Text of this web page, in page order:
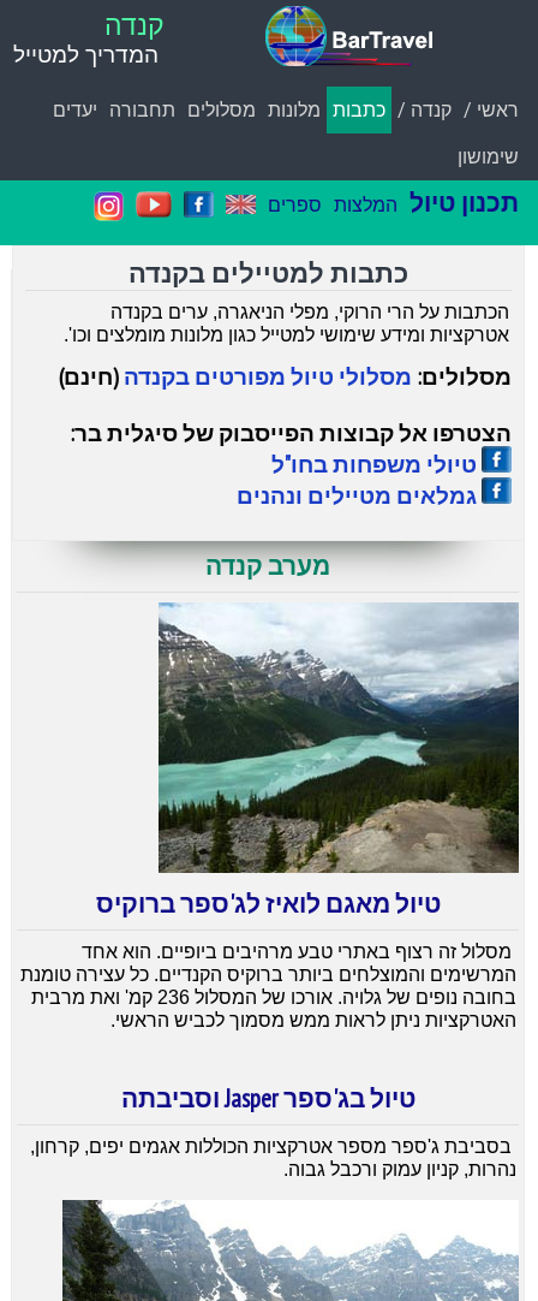
קנדה
המדריך למטייל
ראשי / קנדה / כתבות מלונות מסלולים תחבורה יעדים
שימושון
תכנון טיול המלצות ספרים
כתבות למטיילים בקנדה
הכתבות על הרי הרוקי, מפלי הניאגרה, ערים בקנדה
אטרקציות ומידע שימושי למטייל כגון מלונות מומלצים וכו'.
מסלולים: מסלולי טיול מפורטים בקנדה (חינם)
הצטרפו אל קבוצות הפייסבוק של סיגלית בר:
טיולי משפחות בחו"ל
גמלאים מטיילים ונהנים
מערב קנדה
טיול מאגם לואיז לג'ספר ברוקיס
מסלול זה רצוף באתרי טבע מרהיבים ביופיים. הוא אחד
המרשימים והמוצלחים ביותר ברוקיס הקנדיים. כל עצירה טומנת
בחובה נופים של גלויה. אורכו של המסלול 236 קמ' ואת מרבית
האטרקציות ניתן לראות ממש מסמוך לכביש הראשי.
טיול בג'ספר Jasper וסביבתה
בסביבת ג'ספר מספר אטרקציות הכוללות אגמים יפים, קרחון,
נהרות, קניון עמוק ורכבל גבוה.